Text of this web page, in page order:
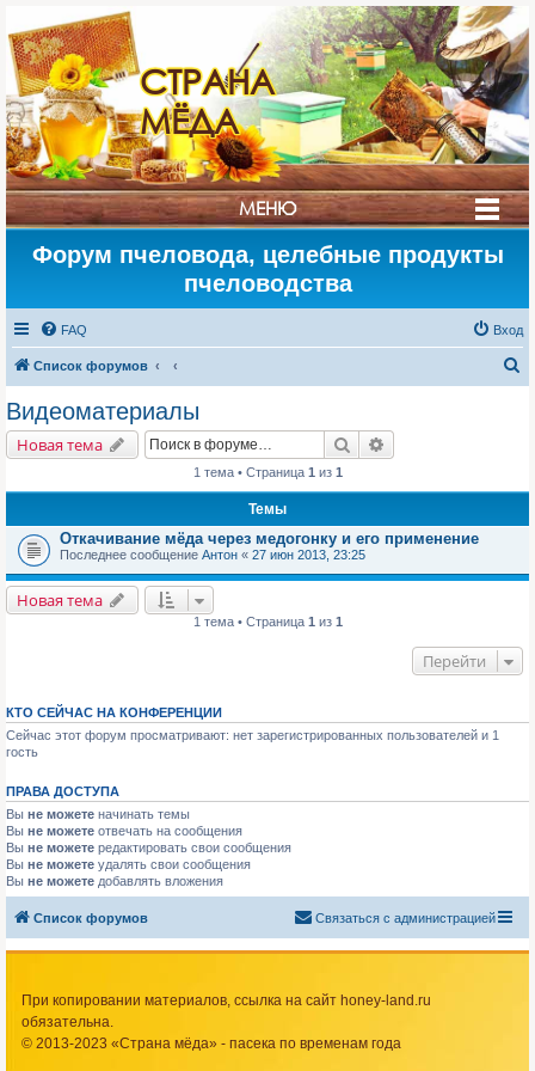
СТРАНА
МЁДА
МЕНЮ
Форум пчеловода, целебные продукты
пчеловодства
FAQ Вход
Список форумов
Видеоматериалы
Новая тема Поиск
1 тема • Страница 1 из 1
Темы
Откачивание мёда через медогонку и его применение
Последнее сообщение Антон « 27 июн 2013, 23:25
Новая тема
1 тема • Страница 1 из 1
Перейти
КТО СЕЙЧАС НА КОНФЕРЕНЦИИ
Сейчас этот форум просматривают: нет зарегистрированных пользователей и 1
гость
ПРАВА ДОСТУПА
Вы не можете начинать темы
Вы не можете отвечать на сообщения
Вы не можете редактировать свои сообщения
Вы не можете удалять свои сообщения
Вы не можете добавлять вложения
Список форумов Связаться с администрацией
При копировании материалов, ссылка на сайт honey-land.ru
обязательна.
© 2013-2023 «Страна мёда» - пасека по временам года